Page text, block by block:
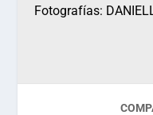
Fotografías: